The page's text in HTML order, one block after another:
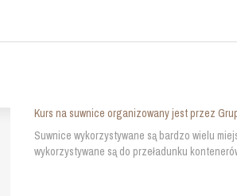
Kurs na suwnice organizowany jest przez
Suwnice wykorzystywane są bardzo wielu
wykorzystywane są do przeładunku